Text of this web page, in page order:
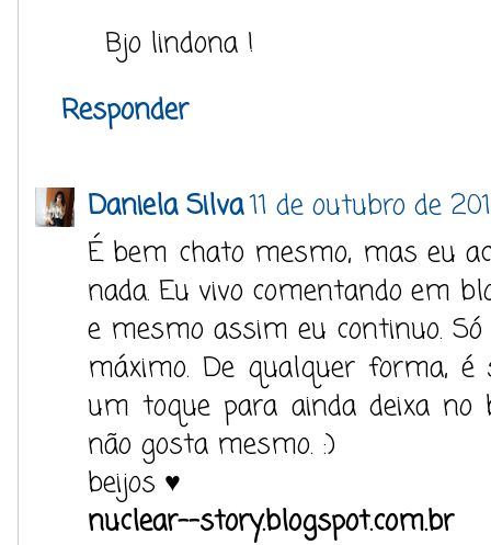
Bjo lindona !
Responder
Daniela Silva11 de outubro de
É bem chato mesmo, mas eu
nada. Eu vivo comentando em
e mesmo assim eu continuo.
máximo. De qualquer forma,
um toque para ainda deixa
não gosta mesmo. :)
beijos ♥
nuclear--story.blogspot.com.br